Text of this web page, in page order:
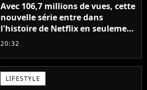
Avec 106,7 millions de vues, cette
nouvelle série entre dans
l'histoire de Netflix en seulement
48 jours
20:32
LIFESTYLE